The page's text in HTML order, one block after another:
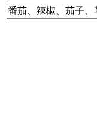
番茄、辣椒、茄子